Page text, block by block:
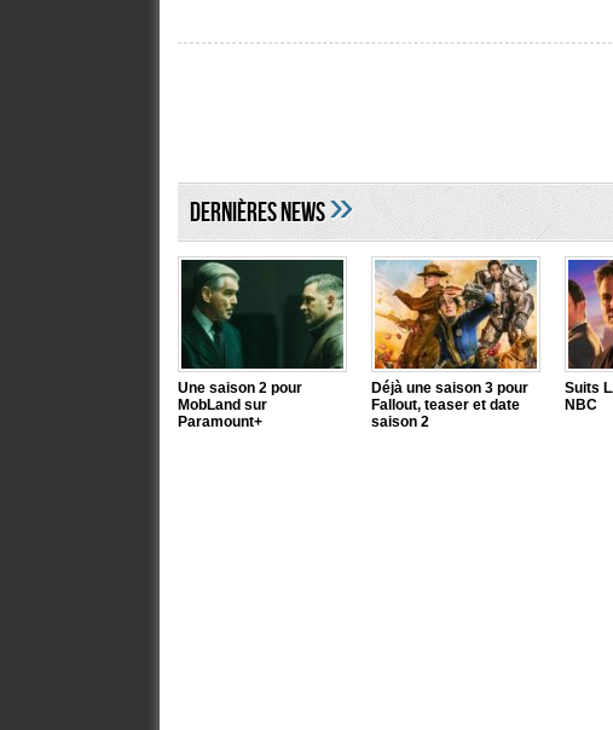
DERNIÈRES NEWS»
Une saison 2 pour
MobLand sur
Paramount+
Déjà une saison 3 pour
Fallout, teaser et date
saison 2
Suits
NBC